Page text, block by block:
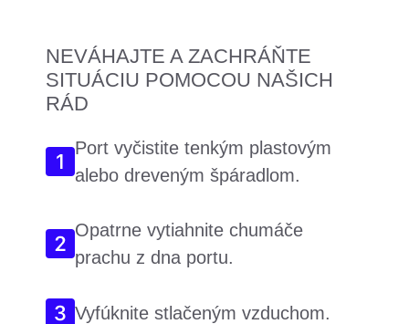
NEVÁHAJTE A ZACHRÁŇTE
SITUÁCIU POMOCOU NAŠICH
RÁD
Port vyčistite tenkým plastovým
alebo dreveným špáradlom.
Opatrne vytiahnite chumáče
prachu z dna portu.
Vyfúknite stlačeným vzduchom.